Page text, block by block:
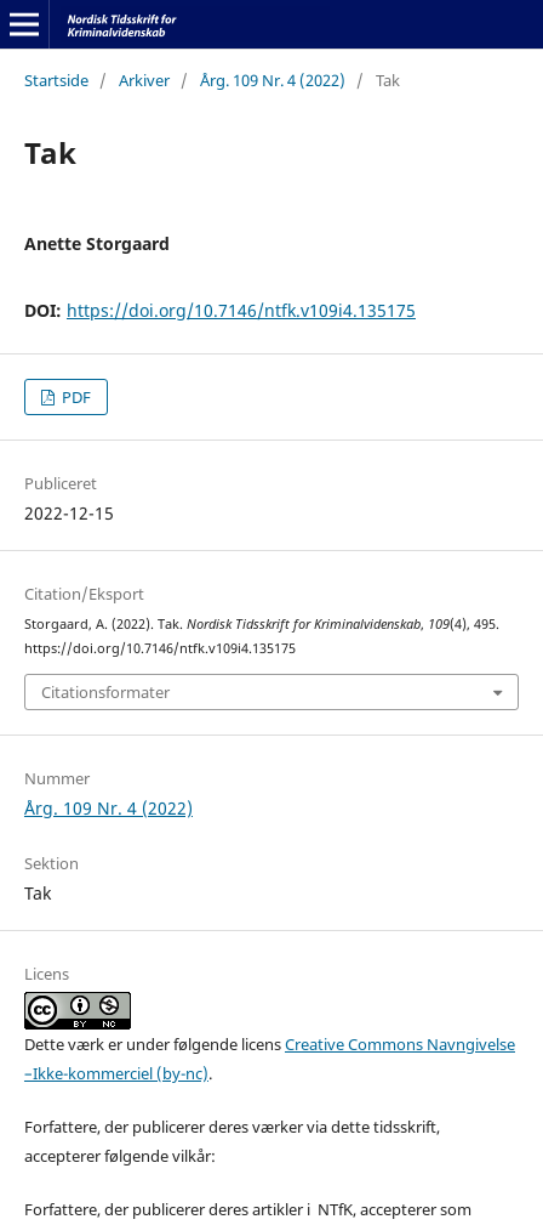
Startside / Arkiver / Årg. 109 Nr. 4 (2022) / Tak
Tak
Anette Storgaard
DOI: https://doi.org/10.7146/ntfk.v109i4.135175
PDF
Publiceret
2022-12-15
Citation/Eksport
Storgaard, A. (2022). Tak. Nordisk Tidsskrift for Kriminalvidenskab, 109(4), 495.
https://doi.org/10.7146/ntfk.v109i4.135175
Citationsformater
Nummer
Årg. 109 Nr. 4 (2022)
Sektion
Tak
Licens
Dette værk er under følgende licensCreative Commons Navngivelse
–Ikke-kommerciel (by-nc).
Forfattere, der publicerer deres værker via dette tidsskrift,
accepterer følgende vilkår:
Forfattere, der publicerer deres artikler i NTfK, accepterer som